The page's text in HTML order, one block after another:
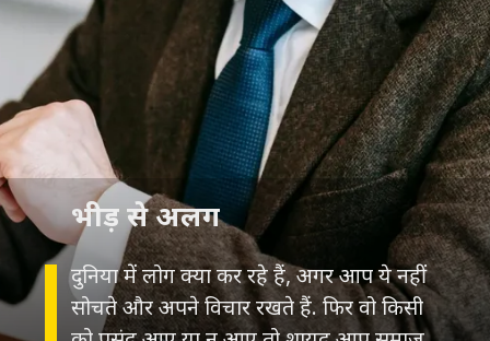
दुनिया में लोग क्या कर रहे हैं, अगर आप ये नहीं
सोचते और अपने विचार रखते हैं. फिर वो किसी
भीड़ से अलग